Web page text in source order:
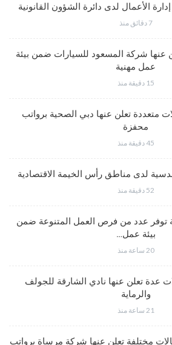
الأعمال لدى دائرة الشؤون القانونية
7 دقائق منذ
شركة المسعود للسيارات ضمن بيئة
عمل مهنية
15 دقيقة منذ
متعددة تعلن عنها دبي الصحية برواتب
محفزة
45 دقيقة منذ
لدى مناطق رأس الخيمة الاقتصادية
52 دقيقة منذ
توفر عدد من فرص العمل المتنوعة ضمن
بيئة عمل…
20 ساعة منذ
عدة تعلن عنها نادي الشارقة للجولف
والرماية
21 ساعة منذ
مختلفة تعلن عنها شركة مرساة برواتب